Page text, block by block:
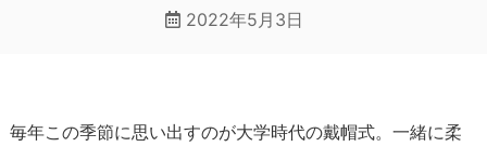
2022年5月3日
毎年この季節に思い出すのが大学時代の戴帽式。一緒に柔